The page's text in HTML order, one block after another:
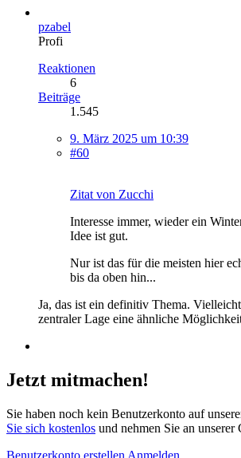
pzabel
Profi
Reaktionen
6
Beiträge
1.545
9. März 2025 um 10:39
#60
Zitat von Zucchi
Interesse immer, wieder ein
Idee ist gut.
Nur ist das für die meisten hier
bis da oben hin...
Ja, das ist ein definitiv Thema.
zentraler Lage eine ähnliche
Jetzt mitmachen!
Sie haben noch kein Benutzerkonto auf
Sie sich kostenlos und nehmen Sie an
Benutzerkonto erstellen Anmelden